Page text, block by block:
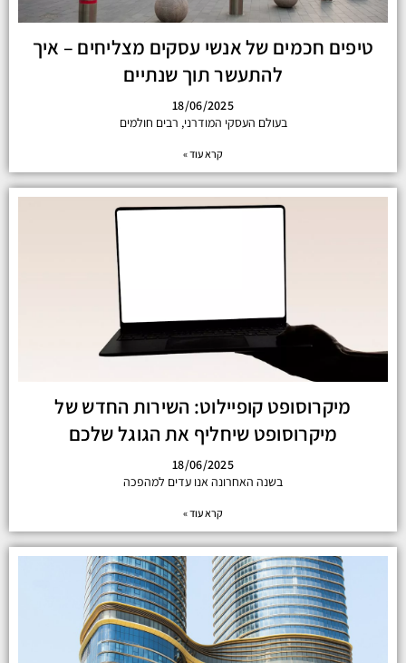
טיפים חכמים של אנשי עסקים מצליחים – איך
להתעשר תוך שנתיים
18/06/2025
בעולם העסקי המודרני, רבים חולמים
קרא עוד »
מיקרוסופט קופיילוט: השירות החדש של
מיקרוסופט שיחליף את הגוגל שלכם
18/06/2025
בשנה האחרונה אנו עדים למהפכה
קרא עוד »